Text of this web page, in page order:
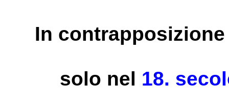
In
solo nel 18.